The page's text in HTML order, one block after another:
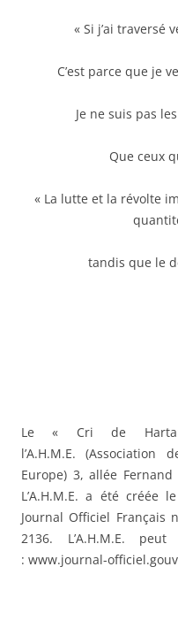
« Si j’ai traversé
C’est parce que je
Je ne suis pas
Que ceux
« La lutte et la révolte
tandis que le
Le « Cri de
l’A.H.M.E.
Europe) 3, allée Fernand
L’A.H.M.E. a été créée
Journal Officiel Français
2136. L’A.H.M.E.
: www.journal-